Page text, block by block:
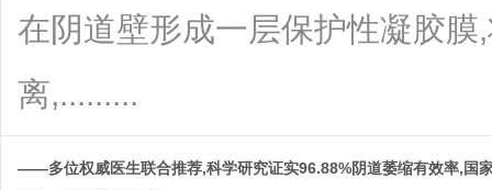
在阴道壁形成一层保护性凝胶
离,.........
——多位权威医生联合推荐,科学研究证实96.88%阴道萎缩有效率,国